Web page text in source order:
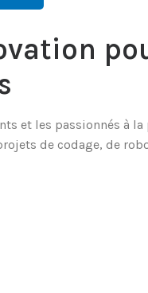
et les passionnés à
de codage, de